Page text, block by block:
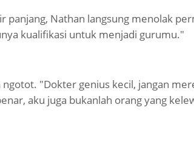
panjang, Nathan langsung menolak
kualifikasi untuk menjadi gurumu."
"Dokter genius kecil, jangan
aku juga bukanlah orang yang